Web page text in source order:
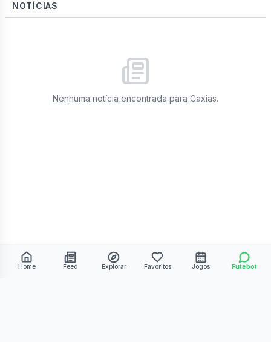
NOTÍCIAS
Nenhuma notícia encontrada para Caxias.
Home Feed Explorar Favoritos Jogos Futebot